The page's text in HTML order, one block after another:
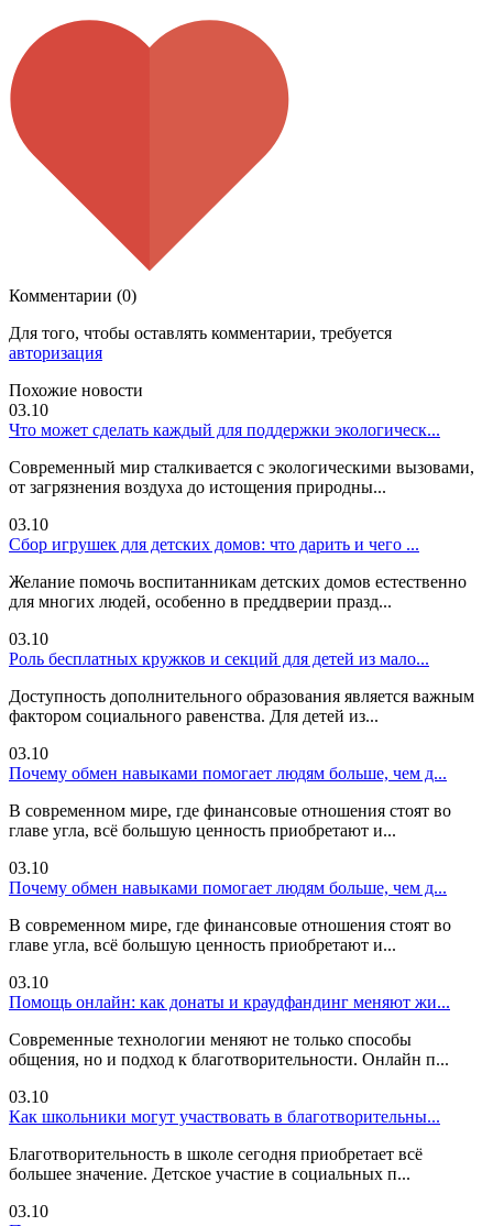
Комментарии (0)
Для того, чтобы оставлять комментарии, требуется
авторизация
Похожие новости
03.10
Что может сделать каждый для поддержки экологическ...
Современный мир сталкивается с экологическими вызовами,
от загрязнения воздуха до истощения природны...
03.10
Сбор игрушек для детских домов: что дарить и чего ...
Желание помочь воспитанникам детских домов естественно
для многих людей, особенно в преддверии празд...
03.10
Роль бесплатных кружков и секций для детей из мало...
Доступность дополнительного образования является важным
фактором социального равенства. Для детей из...
03.10
Почему обмен навыками помогает людям больше, чем д...
В современном мире, где финансовые отношения стоят во
главе угла, всё большую ценность приобретают и...
03.10
Почему обмен навыками помогает людям больше, чем д...
В современном мире, где финансовые отношения стоят во
главе угла, всё большую ценность приобретают и...
03.10
Помощь онлайн: как донаты и краудфандинг меняют жи...
Современные технологии меняют не только способы
общения, но и подход к благотворительности. Онлайн п...
03.10
Как школьники могут участвовать в благотворительны...
Благотворительность в школе сегодня приобретает всё
большее значение. Детское участие в социальных п...
03.10